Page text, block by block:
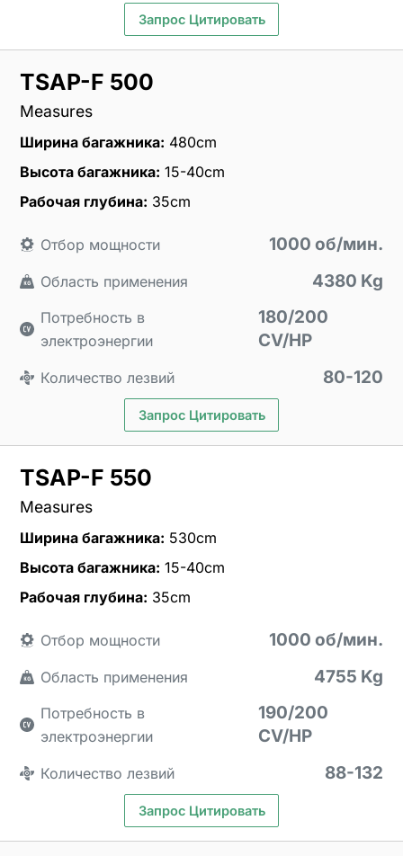
Запрос Цитировать
TSAP-F 500
Measures
Ширина багажника: 480cm
Высота багажника: 15-40cm
Рабочая глубина: 35cm
Отбор мощности 1000 об/мин.
Область применения 4380 Kg
Потребность в
электроэнергии
180/200
CV/HP
Количество лезвий 80-120
Запрос Цитировать
TSAP-F 550
Measures
Ширина багажника: 530cm
Высота багажника: 15-40cm
Рабочая глубина: 35cm
Отбор мощности 1000 об/мин.
Область применения 4755 Kg
Потребность в
электроэнергии
190/200
CV/HP
Количество лезвий 88-132
Запрос Цитировать